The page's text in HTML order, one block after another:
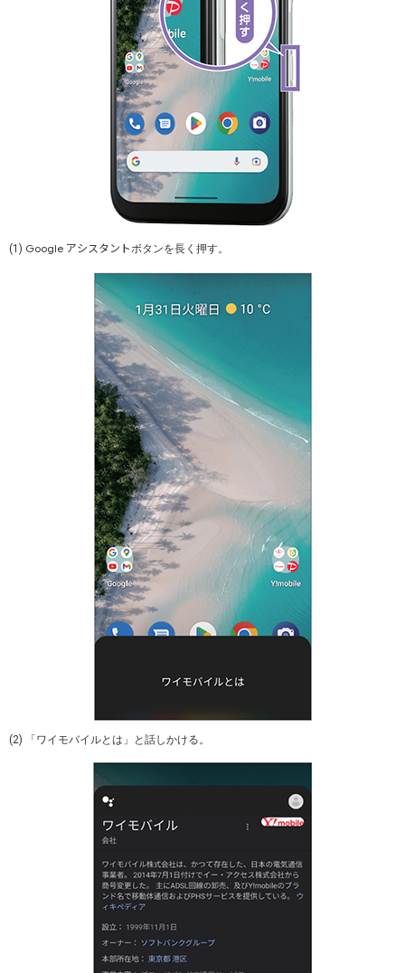
(1) Google アシスタントボタンを長く押す。
(2) 「ワイモバイルとは」と話しかける。